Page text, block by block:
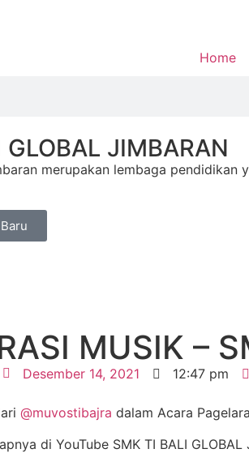
Home
JIMBARAN
merupakan lembaga
MUSIK –
Desember 14, 2021 12:47 pm
@muvostibajra dalam Acara
di YouTube SMK TI BALI GLOBAL